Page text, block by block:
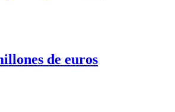
de euros